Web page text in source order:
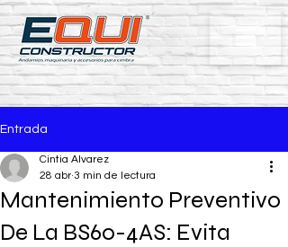
Entrada
Mantenimiento Preventivo
De La BS60-4AS: Evita
Cintia Alvarez
28 abr 3 min de lectura